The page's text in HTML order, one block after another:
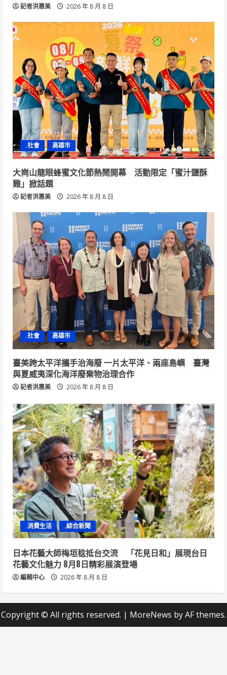
記者洪惠美 2026 年 8 月 8 日
.社會 高雄市
大崗山龍眼蜂蜜文化節熱鬧開幕 活動限定「蜜汁鹽酥
雞」掀話題
記者洪惠美 2026 年 8 月 8 日
.社會 高雄市
臺美跨太平洋攜手治海廢 一片太平洋、兩座島嶼 臺灣
與夏威夷深化海洋廢棄物治理合作
記者洪惠美 2026 年 8 月 8 日
.消費生活 .綜合新聞
日本花藝大師梅垣稔抵台交流 「花見日和」展現台日
花藝文化魅力 8月8日精彩展演登場
編輯中心 2026 年 8 月 8 日
Copyright © All rights reserved. | MoreNews by AF themes.